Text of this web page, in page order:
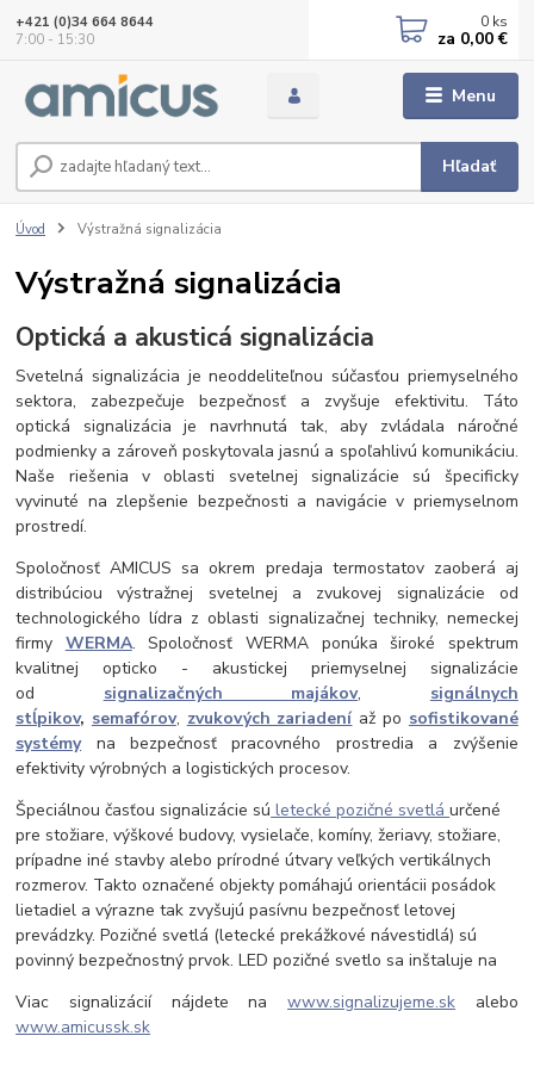
Menu
Hľadať
+421 (0)34 664 8644
7:00 - 15:30
0 ks
za 0,00 €
Úvod Výstražná signalizácia
Výstražná signalizácia
Optická a akusticá signalizácia
Svetelná signalizácia je neoddeliteľnou súčasťou priemyselného
sektora, zabezpečuje bezpečnosť a zvyšuje efektivitu. Táto
optická signalizácia je navrhnutá tak, aby zvládala náročné
podmienky a zároveň poskytovala jasnú a spoľahlivú komunikáciu.
Naše riešenia v oblasti svetelnej signalizácie sú špecificky
vyvinuté na zlepšenie bezpečnosti a navigácie v priemyselnom
prostredí.
Spoločnosť AMICUS sa okrem predaja termostatov zaoberá aj
distribúciou výstražnej svetelnej a zvukovej signalizácie od
technologického lídra z oblasti signalizačnej techniky, nemeckej
firmy WERMA. Spoločnosť WERMA ponúka široké spektrum
kvalitnej opticko - akustickej priemyselnej signalizácie
od signalizačných majákov, signálnych
stĺpikov, semafórov, zvukových zariadení až po sofistikované
systémyna bezpečnosť pracovného prostredia a zvýšenie
efektivity výrobných a logistických procesov.
Špeciálnou časťou signalizácie sú letecké pozičné svetláurčené
pre stožiare, výškové budovy, vysielače, komíny, žeriavy, stožiare,
prípadne iné stavby alebo prírodné útvary veľkých vertikálnych
rozmerov. Takto označené objekty pomáhajú orientácii posádok
lietadiel a výrazne tak zvyšujú pasívnu bezpečnosť letovej
prevádzky. Pozičné svetlá (letecké prekážkové návestidlá) sú
povinný bezpečnostný prvok. LED pozičné svetlo sa inštaluje na
Viac signalizácií nájdete nawww.signalizujeme.sk alebo
www.amicussk.sk